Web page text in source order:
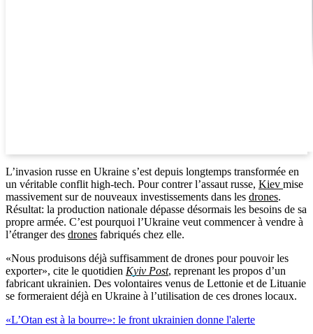
L’invasion russe en Ukraine s’est depuis longtemps transformée en
un véritable conflit high-tech. Pour contrer l’assaut russe, Kiev mise
massivement sur de nouveaux investissements dans les drones.
Résultat: la production nationale dépasse désormais les besoins de sa
propre armée. C’est pourquoi l’Ukraine veut commencer à vendre à
l’étranger des drones fabriqués chez elle.
«Nous produisons déjà suffisamment de drones pour pouvoir les
exporter», cite le quotidien Kyiv Post, reprenant les propos d’un
fabricant ukrainien. Des volontaires venus de Lettonie et de Lituanie
se formeraient déjà en Ukraine à l’utilisation de ces drones locaux.
«L’Otan est à la bourre»: le front ukrainien donne l'alerte